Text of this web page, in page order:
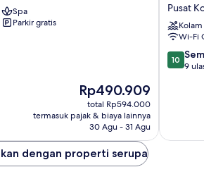
Spa
Parkir gratis
Harga
sekarang
Rp490.909
Rp490.909
total Rp594.000
termasuk pajak & biaya lainnya
30 Agu - 31 Agu
&
Center
-
Pusat
Wi-Fi
10.0
dari
10
9
dengan properti serupa